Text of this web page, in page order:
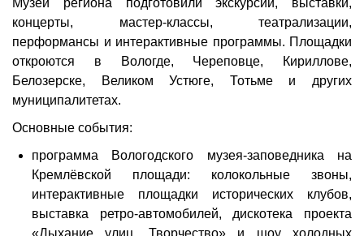
Музеи региона подготовили экскурсии, выставки,
концерты, мастер-классы, театрализации,
перформансы и интерактивные программы. Площадки
откроются в Вологде, Череповце, Кириллове,
Белозерске, Великом Устюге, Тотьме и других
муниципалитетах.
Основные события:
программа Вологодского музея-заповедника на
Кремлёвской площади: колокольные звоны,
интерактивные площадки исторических клубов,
выставка ретро-автомобилей, дискотека проекта
«Дыхание улиц. Творчество» и шоу холодных